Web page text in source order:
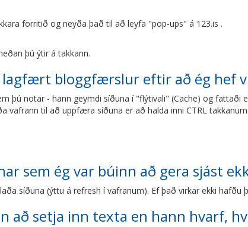
forritið og neyða það til að leyfa "pop-ups" á 123.is .
þú ýtir á takkann.
lagfært bloggfærslur eftir að ég hef
þú notar - hann geymdi síðuna í "flýtivali" (Cache) og fattaði
vafrann til að uppfæra síðuna er að halda inni CTRL
sem ég var búinn að gera sjást
síðuna (ýttu á refresh í vafranum). Ef það virkar ekki hafðu
að setja inn texta en hann hvarf,